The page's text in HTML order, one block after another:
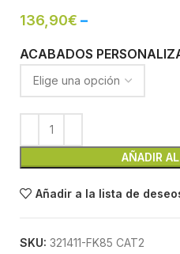
136,90€ –
ACABADOS
AÑADIR
Añadir a la lista de
SKU: 321411-FK85 CAT2